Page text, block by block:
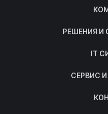
РЕШЕНИЯ И
IT
СЕРВИС